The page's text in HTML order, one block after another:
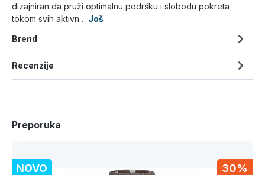
dizajniran da pruži optimalnu podršku i slobodu pokreta
tokom svih aktivn… Još
Brend
Recenzije
Preporuka
30%
NOVO